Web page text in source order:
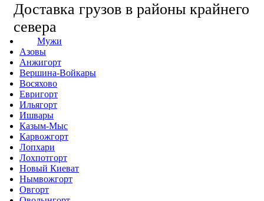
Доставка грузов в районы крайнего
севера
Мужи
Азовы
Анжигорт
Вершина-Войкары
Восяхово
Евригорт
Ильягорт
Ишвары
Казым-Мыс
Карвожгорт
Лопхари
Лохпотгорт
Новый Киеват
Нымвожгорт
Овгорт